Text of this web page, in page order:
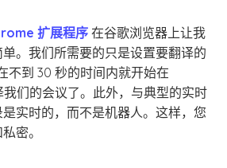
扩展程序 在谷歌浏览器上让我
。我们所需要的只是设置要翻译的
不到 30 秒的时间内就开始在
们的会议了。此外，与典型的实时
实时的，而不是机器人。这样，您
密。